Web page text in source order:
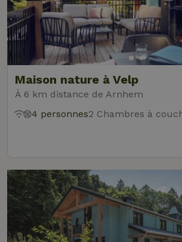
Maison nature à Velp
À 6 km distance de Arnhem
4 personnes2 Chambres à